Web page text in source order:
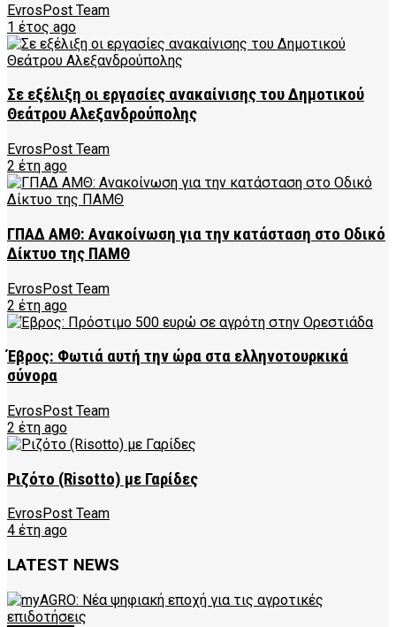
EvrosPost Team
1 έτος ago
Σε εξέλιξη οι εργασίες ανακαίνισης του Δημοτικού
Θεάτρου Αλεξανδρούπολης
EvrosPost Team
2 έτη ago
ΓΠΑΔ ΑΜΘ: Ανακοίνωση για την κατάσταση στο Οδικό
Δίκτυο της ΠΑΜΘ
EvrosPost Team
2 έτη ago
Έβρος: Φωτιά αυτή την ώρα στα ελληνοτουρκικά
σύνορα
EvrosPost Team
2 έτη ago
Ριζότο (Risotto) με Γαρίδες
EvrosPost Team
4 έτη ago
LATEST NEWS